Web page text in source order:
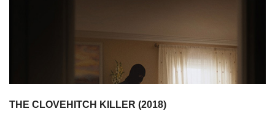
THE CLOVEHITCH KILLER (2018)